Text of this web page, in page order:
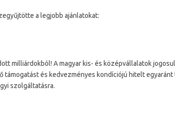
a legjobb ajánlatokat:
milliárdokból! A magyar kis- és középvállalatok
támogatást és kedvezményes kondíciójú hitelt egyaránt
szolgáltatásra.